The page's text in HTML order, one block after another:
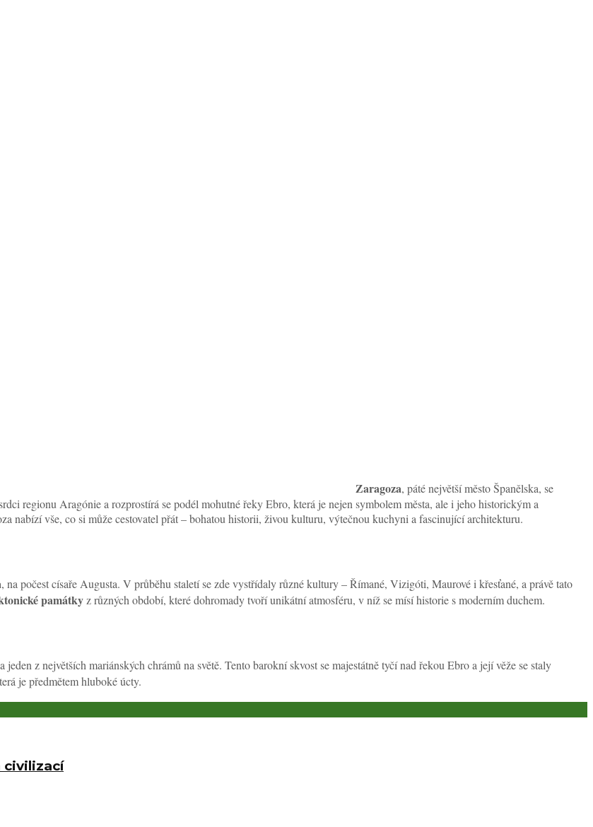
Zaragoza, páté největší město Španělska, se
regionu Aragónie a rozprostírá se podél mohutné řeky Ebro, která je nejen symbolem města, ale i jeho historickým a
nabízí vše, co si může cestovatel přát – bohatou historii, živou kulturu, výtečnou kuchyni a fascinující architekturu.
, na počest císaře Augusta. V průběhu staletí se zde vystřídaly různé kultury – Římané, Vizigóti, Maurové i křesťané, a právě tato
památky z různých období, které dohromady tvoří unikátní atmosféru, v níž se mísí historie s moderním duchem.
jeden z největších mariánských chrámů na světě. Tento barokní skvost se majestátně tyčí nad řekou Ebro a její věže se staly
je předmětem hluboké úcty.
civilizací